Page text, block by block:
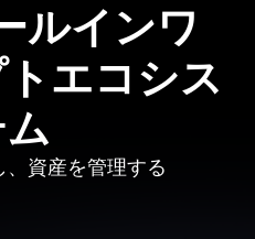
ルインワ
エコシス
、資産を管理する